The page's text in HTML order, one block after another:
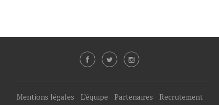
Mentions légales L’équipe Partenaires
Recrutement